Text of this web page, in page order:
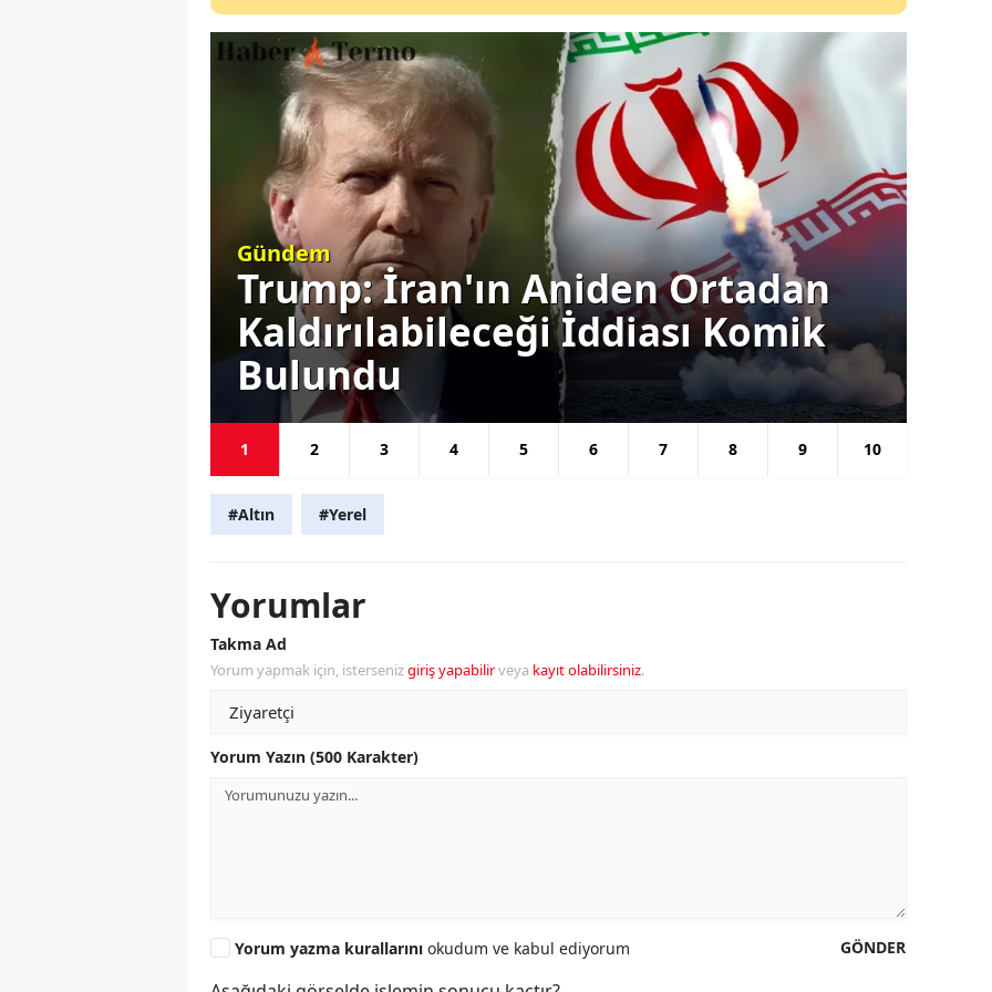
Gündem
Trump: İran'ın Aniden Ortadan
Kaldırılabileceği İddiası Komik
Bulundu
1 2 3 4 5 6 7 8 9 10
#Altın #Yerel
Yorumlar
Takma Ad
Yorum yapmak için, istersenizgiriş yapabilirveya kayıt olabilirsiniz.
Yorum Yazın (500 Karakter)
GÖNDER
Yorum yazma kurallarını okudum ve kabul ediyorum